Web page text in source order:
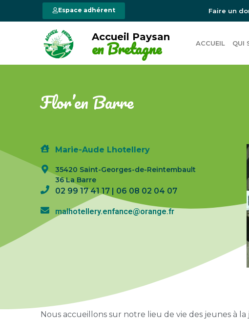
Espace adhérent Faire un
Accueil Paysan
en Bretagne ACCUEIL QUI
Flor’en Barre
Marie-Aude Lhotellery
35420 Saint-Georges-de-Reintembault
36 La Barre
02 99 17 41 17 | 06 08 02 04 07
malhotellery.enfance@orange.fr
Nous accueillons sur notre lieu de vie des jeunes à